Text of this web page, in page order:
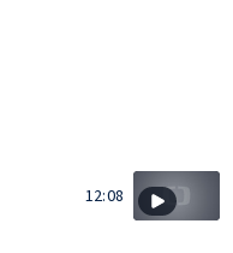
12:08